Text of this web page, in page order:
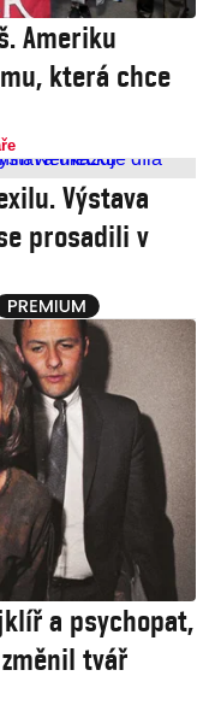
Ameriku
která chce
Výstava
prosadili v
a psychopat,
tvář